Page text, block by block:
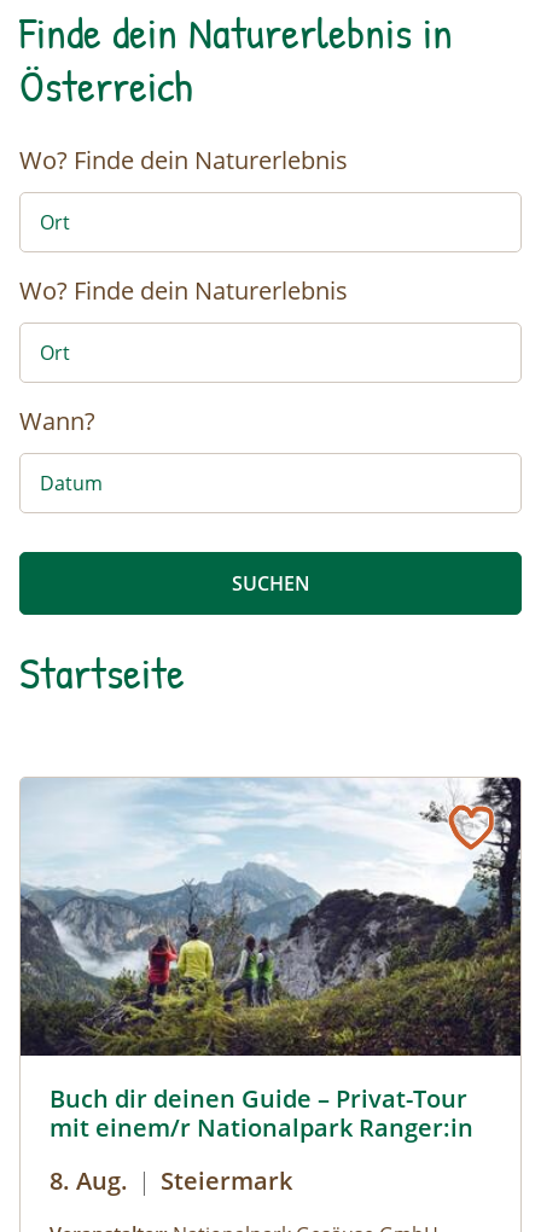
Finde dein Naturerlebnis in
Österreich
Wo? Finde dein Naturerlebnis
Wo? Finde dein Naturerlebnis
Wann?
Startseite
Buch dir deinen Guide – Privat-Tour
mit einem/r Nationalpark Ranger:in
8. Aug. | Steiermark